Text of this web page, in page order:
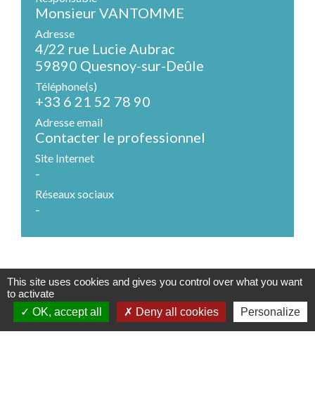
Monsieur VANTOMME
Adresse
4/22 rue Lucie Aubrac
59890 Quesnoy-sur-Deûle
Téléphone(s)
+33 6 21 52 78 90
Adresse email
Contacter le professionnel
Site Internet
-
Réseaux sociaux
-
Contact - 03 20 63 11 88
Commune de Quesnoy-sur-Deûle
This site uses cookies and gives you control over what you want
to activate
OK, accept all
Deny all cookies Personalize